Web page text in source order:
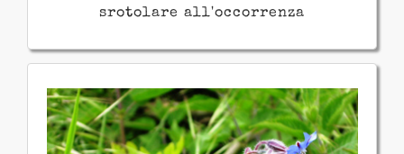
srotolare all'occorrenza